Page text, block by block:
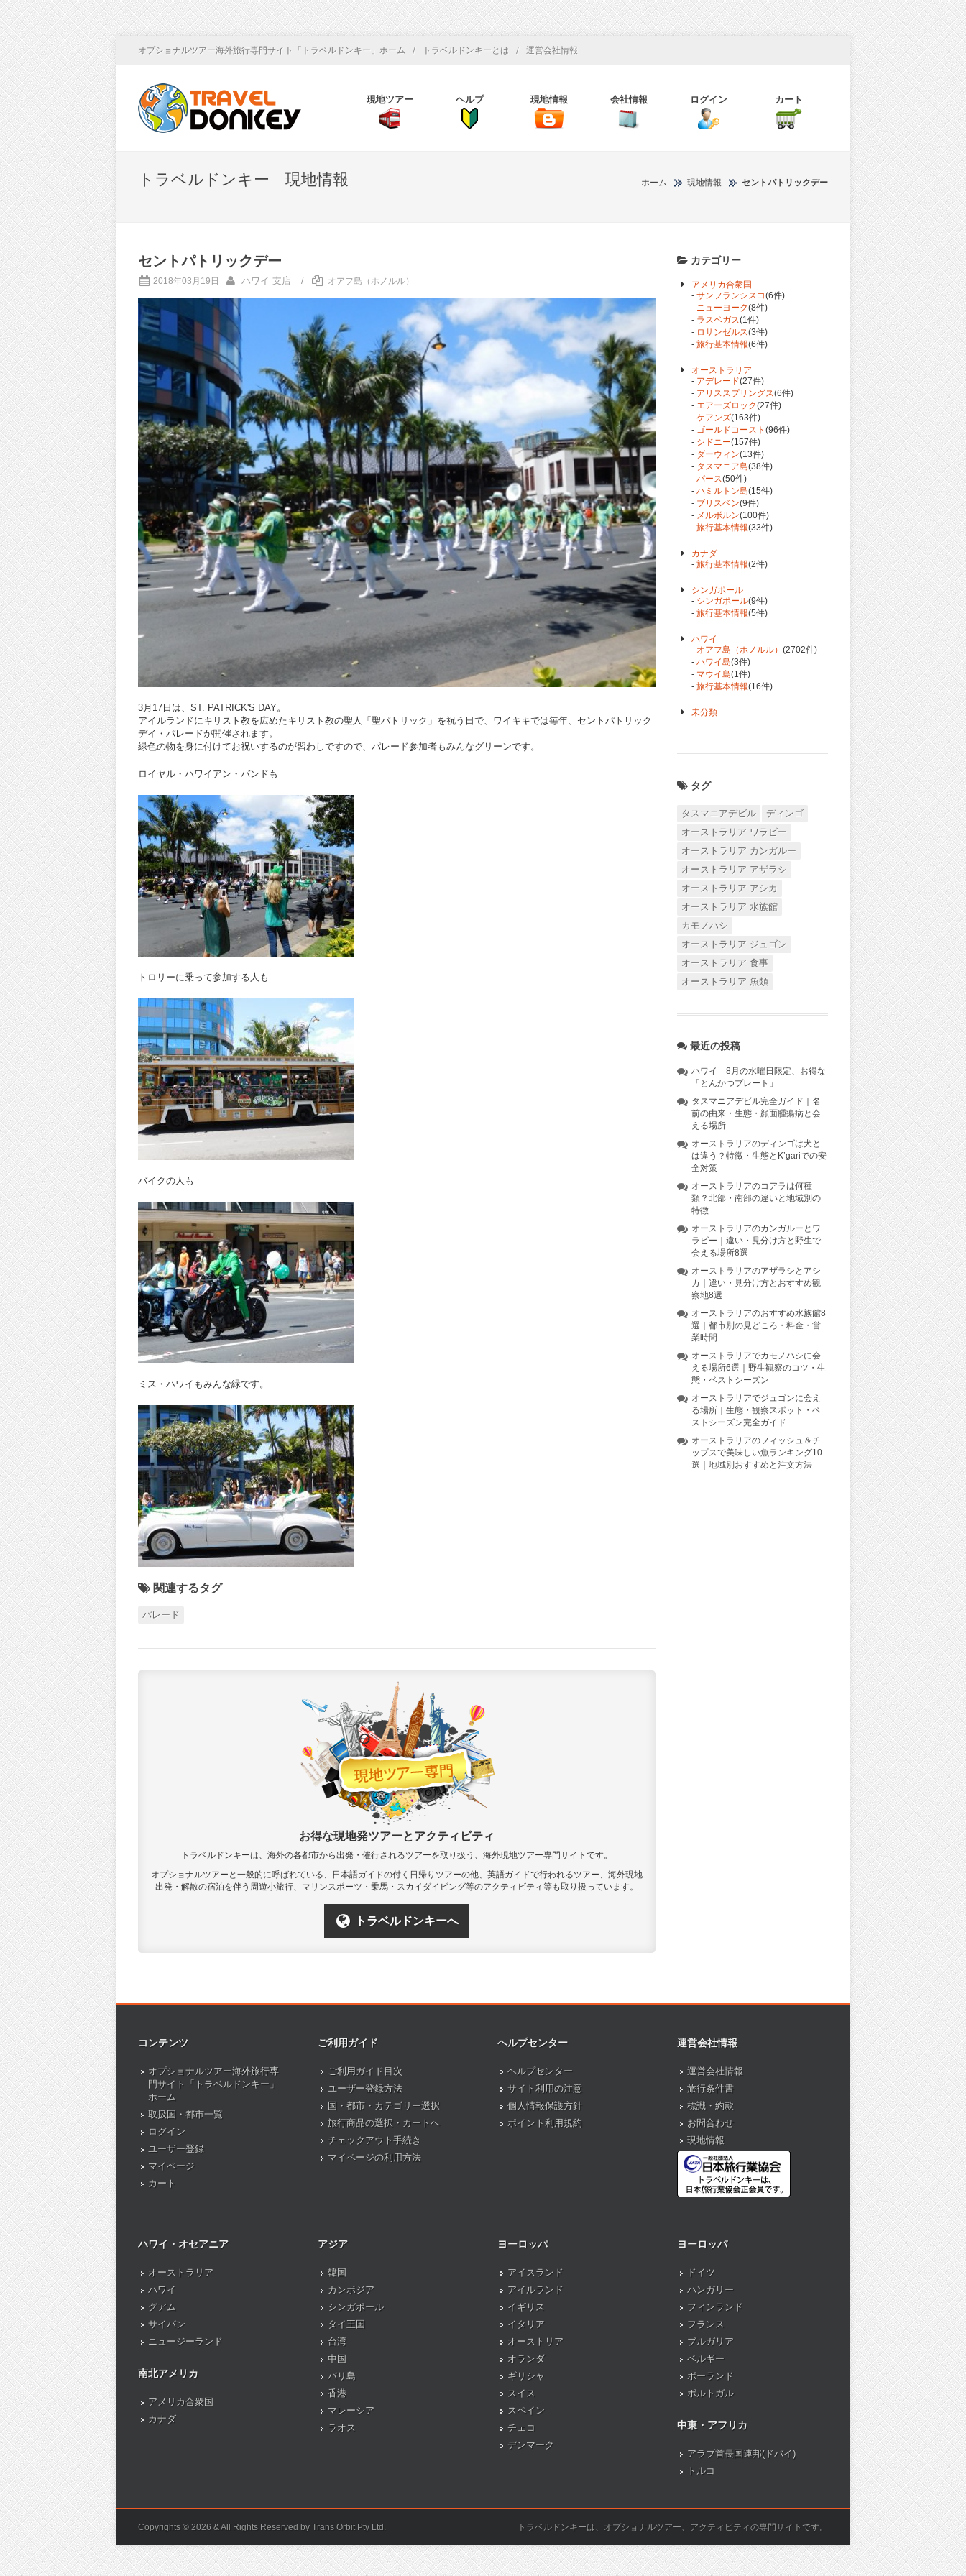
オプショナルツアー海外旅行専門サイト「トラベルドンキー」ホーム / トラベルドンキーとは / 運営会社情報
現地ツアー ヘルプ 現地情報 会社情報 ログイン カート
トラベルドンキー 現地情報 ホーム 現地情報 セントパトリックデー
セントパトリックデー
2018年03月19日 ハワイ 支店 / オアフ島（ホノルル）
3月17日は、ST. PATRICK'S DAY。
アイルランドにキリスト教を広めたキリスト教の聖人「聖パトリック」を祝う日で、ワイキキでは毎年、セントパトリック
デイ・パレードが開催されます。
緑色の物を身に付けてお祝いするのが習わしですので、パレード参加者もみんなグリーンです。
ロイヤル・ハワイアン・バンドも
トロリーに乗って参加する人も
バイクの人も
ミス・ハワイもみんな緑です。
関連するタグ
パレード
お得な現地発ツアーとアクティビティ
トラベルドンキーは、海外の各都市から出発・催行されるツアーを取り扱う、海外現地ツアー専門サイトです。
オプショナルツアーと一般的に呼ばれている、日本語ガイドの付く日帰りツアーの他、英語ガイドで行われるツアー、海外現地
出発・解散の宿泊を伴う周遊小旅行、マリンスポーツ・乗馬・スカイダイビング等のアクティビティ等も取り扱っています。
トラベルドンキーへ
カテゴリー
アメリカ合衆国
- サンフランシスコ(6件)
- ニューヨーク(8件)
- ラスベガス(1件)
- ロサンゼルス(3件)
- 旅行基本情報(6件)
オーストラリア
- アデレード(27件)
- アリススプリングス(6件)
- エアーズロック(27件)
- ケアンズ(163件)
- ゴールドコースト (96件)
- シドニー(157件)
- ダーウィン(13件)
- タスマニア島(38件)
- パース(50件)
- ハミルトン島(15件)
- ブリスベン(9件)
- メルボルン(100件)
- 旅行基本情報(33件)
カナダ
- 旅行基本情報(2件)
シンガポール
- シンガポール(9件)
- 旅行基本情報(5件)
ハワイ
- オアフ島（ホノルル） (2702件)
- ハワイ島(3件)
- マウイ島(1件)
- 旅行基本情報(16件)
未分類
タグ
タスマニアデビル
ディンゴ
オーストラリア ワラビー
オーストラリア カンガルー
オーストラリア アザラシ
オーストラリア アシカ
オーストラリア 水族館
カモノハシ
オーストラリア ジュゴン
オーストラリア 食事
オーストラリア 魚類
最近の投稿
ハワイ 8月の水曜日限定、お得な
「とんかつプレート」
タスマニアデビル完全ガイド｜名
前の由来・生態・顔面腫瘍病と会
える場所
オーストラリアのディンゴは犬と
は違う？特徴・生態とK’gariでの安
全対策
オーストラリアのコアラは何種
類？北部・南部の違いと地域別の
特徴
オーストラリアのカンガルーとワ
ラビー｜違い・見分け方と野生で
会える場所8選
オーストラリアのアザラシとアシ
カ｜違い・見分け方とおすすめ観
察地8選
オーストラリアのおすすめ水族館8
選｜都市別の見どころ・料金・営
業時間
オーストラリアでカモノハシに会
える場所6選｜野生観察のコツ・生
態・ベストシーズン
オーストラリアでジュゴンに会え
る場所｜生態・観察スポット・ベ
ストシーズン完全ガイド
オーストラリアのフィッシュ＆チ
ップスで美味しい魚ランキング10
選｜地域別おすすめと注文方法
コンテンツ
オプショナルツアー海外旅行専
門サイト「トラベルドンキー」
ホーム
取扱国・都市一覧
ログイン
ユーザー登録
マイページ
カート
ご利用ガイド
ご利用ガイド目次
ユーザー登録方法
国・都市・カテゴリー選択
旅行商品の選択・カートへ
チェックアウト手続き
マイページの利用方法
ヘルプセンター
ヘルプセンター
サイト利用の注意
個人情報保護方針
ポイント利用規約
運営会社情報
運営会社情報
旅行条件書
標識・約款
お問合わせ
現地情報
ハワイ・オセアニア
オーストラリア
ハワイ
グアム
サイパン
ニュージーランド
南北アメリカ
アメリカ合衆国
カナダ
アジア
韓国
カンボジア
シンガポール
タイ王国
台湾
中国
バリ島
香港
マレーシア
ラオス
ヨーロッパ
アイスランド
アイルランド
イギリス
イタリア
オーストリア
オランダ
ギリシャ
スイス
スペイン
チェコ
デンマーク
ヨーロッパ
ドイツ
ハンガリー
フィンランド
フランス
ブルガリア
ベルギー
ポーランド
ポルトガル
中東・アフリカ
アラブ首長国連邦(ドバイ)
トルコ
Copyrights © 2026 & All Rights Reserved by Trans Orbit Pty Ltd. トラベルドンキーは、オプショナルツアー、アクティビティの専門サイトです。